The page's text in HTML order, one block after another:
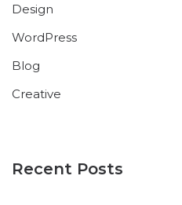
Design
WordPress
Blog
Creative
Recent Posts